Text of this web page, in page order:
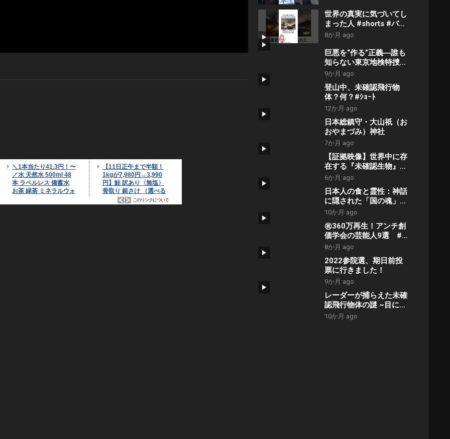
世界の真実に気づいてし
まった人 #shorts #バズ
#解説 #twitter #世界 #
8か月 ago
巨悪を“作る”正義―誰も
知らない東京地検特捜部
とオールドメディアの複
雑な関係
【NoBorder#21】
9か月 ago
登山中、未確認飛行物
体？何？#ｼｮｰﾄ
12か月 ago
日本総鎮守・大山祇（お
おやまづみ）神社
7か月 ago
【証拠映像】世界中に存
在する『未確認生物』の
本当の正体がヤバすぎ
た。
6か月 ago
日本人の食と霊性：神話
に隠された「国の魂」を
取り戻す方法
10か月 ago
㊗️360万再生！アンチ創
価学会の芸能人9選 #
創価学会 #アンチ #芸
能人 #ランキング
8か月 ago
2022参院選、期日前投
票に行きました！
9か月 ago
レーダーが捕らえた未確
認飛行物体の謎 ~目には
見えないUFO~
10か月 ago